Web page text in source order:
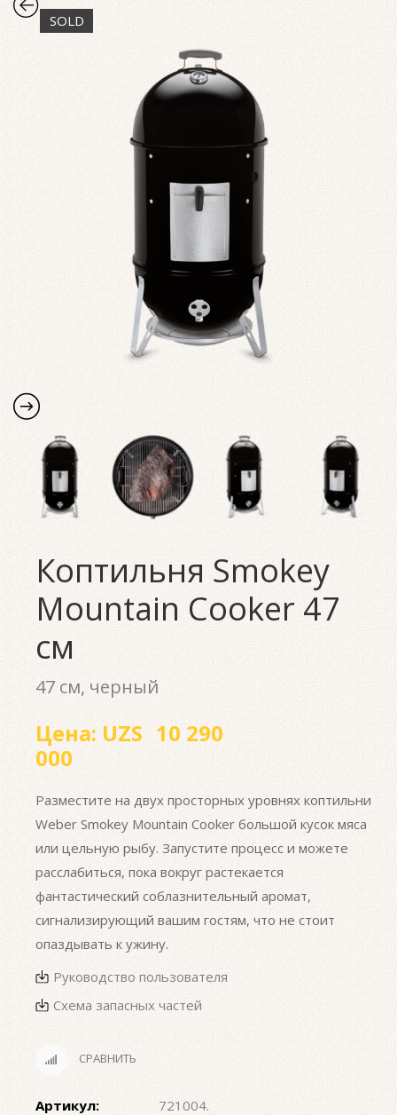
SOLD
Коптильня Smokey
Mountain Cooker 47
см
47 см, черный
Цена: UZS 10 290
000
Разместите на двух просторных уровнях коптильни
Weber Smokey Mountain Cooker большой кусок мяса
или цельную рыбу. Запустите процесс и можете
расслабиться, пока вокруг растекается
фантастический соблазнительный аромат,
сигнализирующий вашим гостям, что не стоит
опаздывать к ужину.
Руководство пользователя
Схема запасных частей
СРАВНИТЬ
Артикул: 721004.